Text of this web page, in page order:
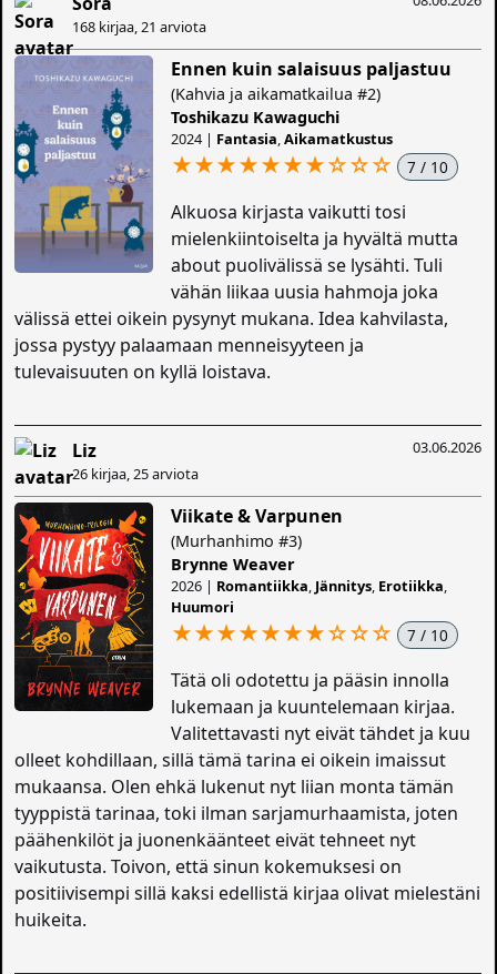
168 kirjaa, 21 arviota
Ennen kuin salaisuus paljastuu
(Kahvia ja aikamatkailua #2)
Toshikazu Kawaguchi
2024 | Fantasia ,Aikamatkustus
★★★★★★★☆☆☆ 7 / 10
Alkuosa kirjasta vaikutti tosi
mielenkiintoiselta ja hyvältä mutta
about puolivälissä se lysähti. Tuli
vähän liikaa uusia hahmoja joka
välissä ettei oikein pysynyt mukana. Idea kahvilasta,
jossa pystyy palaamaan menneisyyteen ja
tulevaisuuten on kyllä loistava.
03.06.2026
Liz
26 kirjaa, 25 arviota
Viikate & Varpunen
(Murhanhimo #3)
Brynne Weaver
2026 | Romantiikka Jännitys Erotiikka
Huumori
★★★★★★★☆☆☆ 7 / 10
Tätä oli odotettu ja pääsin innolla
lukemaan ja kuuntelemaan kirjaa.
Valitettavasti nyt eivät tähdet ja kuu
olleet kohdillaan, sillä tämä tarina ei oikein imaissut
mukaansa. Olen ehkä lukenut nyt liian monta tämän
tyyppistä tarinaa, toki ilman sarjamurhaamista, joten
päähenkilöt ja juonenkäänteet eivät tehneet nyt
vaikutusta. Toivon, että sinun kokemuksesi on
positiivisempi sillä kaksi edellistä kirjaa olivat mielestäni
huikeita.